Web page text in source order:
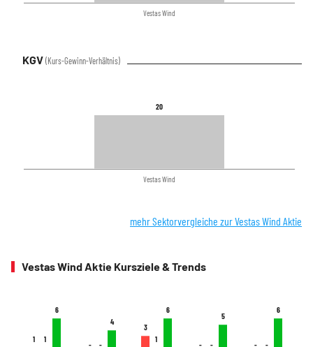
Vestas Wind
KGV (Kurs-Gewinn-Verhältnis)
20
20
Vestas Wind
mehr Sektorvergleiche zur Vestas Wind Aktie
Vestas Wind Aktie Kursziele & Trends
11
--
3
3
-- --
11
--
11
-- --
6
6
4
4
6
6
5
5
6
6